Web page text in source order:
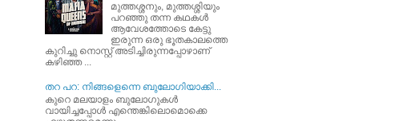
മുത്തശ്ശനും, മുത്തശ്ശിയും
പറഞ്ഞു തന്ന കഥകള്‍
ആവേശത്തോടെ കേട്ടു
ഇരുന്ന ഒരു ഭൂതകാലത്തെ
കുറിച്ചു നൊസ്റ്റ് അടിച്ചിരുന്നപ്പോഴാണ്
കഴിഞ്ഞ ...
തറ പറ: നിങ്ങളെന്നെ ബുലോഗിയാക്കി...
കുറെ മലയാളം ബുലോഗുകള്‍
വായിച്ചപ്പോള്‍ എന്തെങ്കിലൊമൊക്കെ